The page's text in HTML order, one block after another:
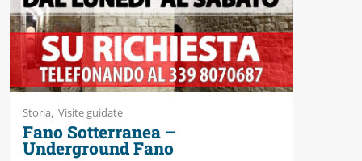
Storia, Visite guidate
Fano Sotterranea –
Underground Fano